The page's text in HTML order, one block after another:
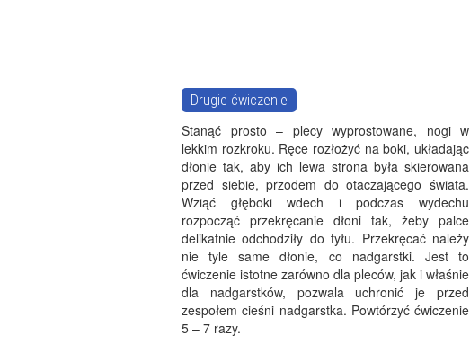
Drugie ćwiczenie
Stanąć prosto – plecy wyprostowane, nogi w
lekkim rozkroku. Ręce rozłożyć na boki, układając
dłonie tak, aby ich lewa strona była skierowana
przed siebie, przodem do otaczającego świata.
Wziąć głęboki wdech i podczas wydechu
rozpocząć przekręcanie dłoni tak, żeby palce
delikatnie odchodziły do tyłu. Przekręcać należy
nie tyle same dłonie, co nadgarstki. Jest to
ćwiczenie istotne zarówno dla pleców, jak i właśnie
dla nadgarstków, pozwala uchronić je przed
zespołem cieśni nadgarstka. Powtórzyć ćwiczenie
5 – 7 razy.